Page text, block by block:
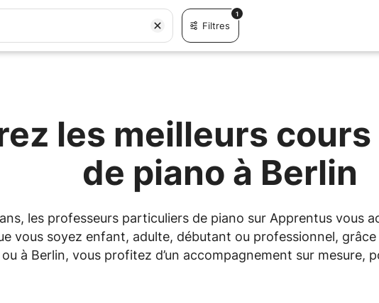
Filtres
1
les meilleurs
de piano à Berlin
les professeurs particuliers de piano sur Apprentus vous
vous soyez enfant, adulte, débutant ou professionnel,
à Berlin, vous profitez d’un accompagnement sur mesure,